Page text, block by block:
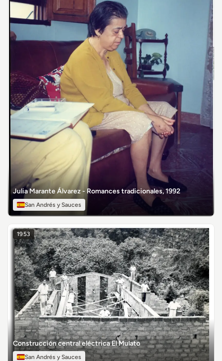
Julia Marante Álvarez - Romances tradicionales, 1992
San Andrés y Sauces
1953
Construcción central eléctrica El Mulato
San Andrés y Sauces